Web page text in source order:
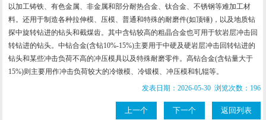
以加工铸铁、有色金属、非金属和部分耐热合金、钛合金、不锈钢等难加工材
料。还用于制造各种拉伸模、压模、普通和特殊的耐磨件(如顶锤)，以及地质钻
探中旋转钻进的钻头和截煤齿。其中含钻较高的粗晶合金也可用于软岩层冲击回
转钻进的钻头。中钻合金(含钻10%-15%)主要用于中硬及硬岩层冲击回转钻进的
钻头和某些冲击负荷不高的冲压模具以及特殊耐磨零件。高钻合金(含钻量大于
15%)则主要用作冲击负荷较大的冷镦模、冷锻模、冲压模和轧辊等。
发表日期：2026-05-30 浏览次数：196
上一个 下一个 返回列表